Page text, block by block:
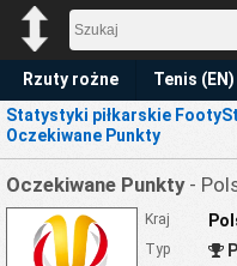
Rzuty rożne Tenis (EN)
Prognoza
Statystyki piłkarskie
Oczekiwane Punkty
Oczekiwane Punkty -
Kraj
Typ